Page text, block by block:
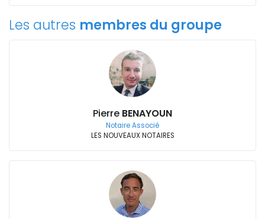
Les autres membres du groupe
Pierre BENAYOUN
Notaire Associé
LES NOUVEAUX NOTAIRES